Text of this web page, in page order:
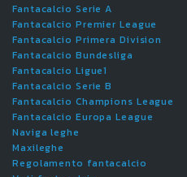
Fantacalcio Serie A
Fantacalcio Premier League
Fantacalcio Primera Division
Fantacalcio Bundesliga
Fantacalcio Ligue1
Fantacalcio Serie B
Fantacalcio Champions League
Fantacalcio Europa League
Naviga leghe
Maxileghe
Regolamento fantacalcio